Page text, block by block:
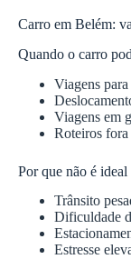
Carro em Belém:
Quando o carro
Viagens
Viagens em
Roteiros
Por que não é
Trânsito
Dificuldade
Estresse